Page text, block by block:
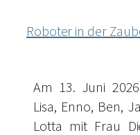
Roboter in der
Am 13. Juni
Lisa, Enno, Ben,
Lotta mit Frau